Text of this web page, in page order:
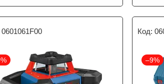
0601061F00
–9%